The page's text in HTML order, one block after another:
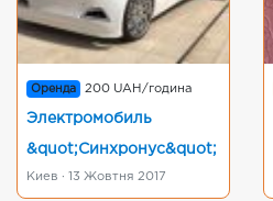
Оренда 200 UAH/година
Электромобиль
&quot;Синхронус&quot;
Киев · 13 Жовтня 2017